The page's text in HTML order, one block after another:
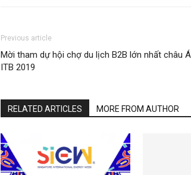
Previous article
Mời tham dự hội chợ du lịch B2B lớn nhất châu Á
ITB 2019
RELATED ARTICLES MORE FROM AUTHOR